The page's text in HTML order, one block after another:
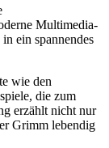
Multimedia-
in ein spannendes
wie den
die zum
erzählt nicht nur
Grimm lebendig